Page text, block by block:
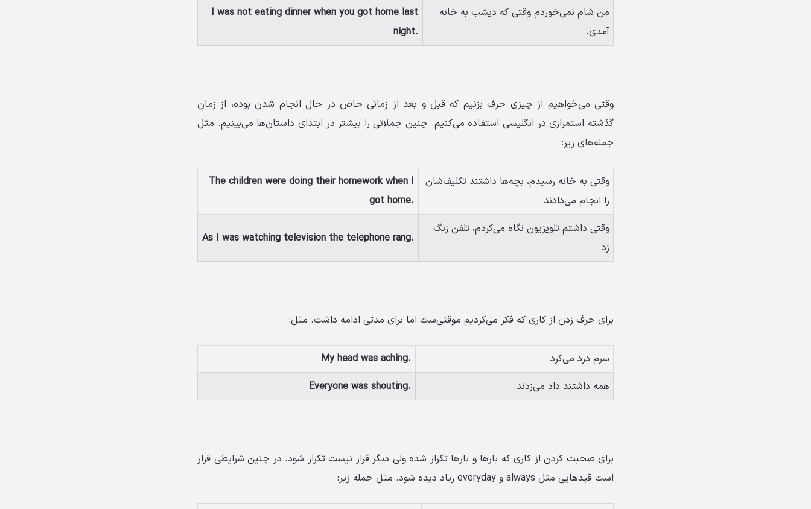
من شام نمی‌خوردم وقتی که دیشب به خانه
آمدی.
I was not eating dinner when you got home last
night.
وقتی می‌خواهیم از چیزی حرف بزنیم که قبل و بعد از زمانی خاص در حال انجام شدن بوده، از زمان
گذشته استمراری در انگلیسی استفاده می‌کنیم. چنین جملاتی را بیشتر در ابتدای داستان‌ها می‌بینیم. مثل
جمله‌های زیر:
وقتی به خانه رسیدم، بچه‌ها داشتند تکلیف‌شان
را انجام می‌دادند.
The children were doing their homework when I
got home.
وقتی داشتم تلویزیون نگاه می‌کردم، تلفن زنگ
زد.
As I was watching television the telephone rang.
برای حرف زدن از کاری که فکر می‌کردیم موقتی‌ست اما برای مدتی ادامه داشت. مثل:
سرم درد می‌کرد.
My head was aching.
همه داشتند داد می‌زدند.
Everyone was shouting.
برای صحبت کردن از کاری که بارها و بارها تکرار شده ولی دیگر قرار نیست تکرار شود. در چنین شرایطی قرار
است قیدهایی مثل always و everyday زیاد دیده شود. مثل جمله زیر: